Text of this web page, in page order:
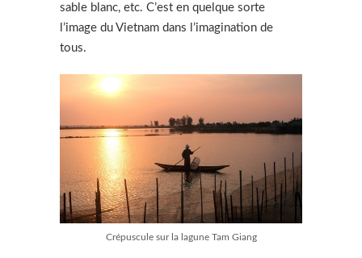
sable blanc, etc. C’est en quelque sorte
l’image du Vietnam dans l’imagination de
tous.
Crépuscule sur la lagune Tam Giang